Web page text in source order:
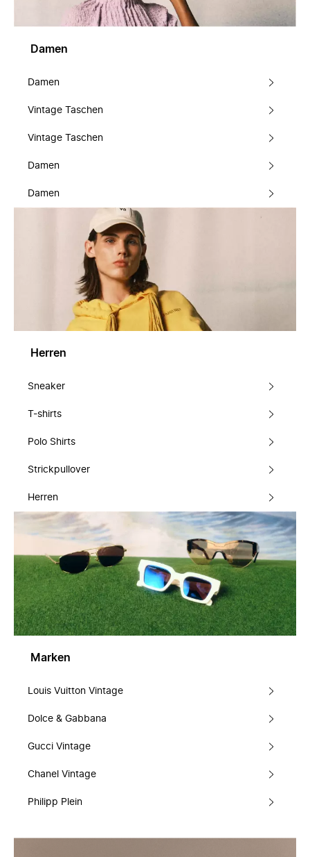
Damen
Damen
Vintage Taschen
Vintage Taschen
Damen
Damen
Herren
Sneaker
T-shirts
Polo Shirts
Strickpullover
Herren
Marken
Louis Vuitton Vintage
Dolce & Gabbana
Gucci Vintage
Chanel Vintage
Philipp Plein